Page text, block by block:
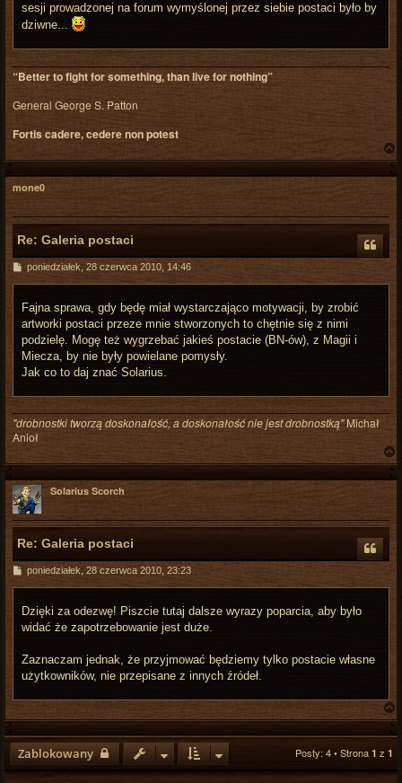
sesji prowadzonej na forum wymyślonej przez siebie postaci było by
dziwne...
“Better to fight for something, than live for nothing”
General George S. Patton
Fortis cadere, cedere non potest
mone0
Re: Galeria postaci
P
t
poniedziałek, 28 czerwca 2010, 14:46
Fajna sprawa, gdy będę miał wystarczająco motywacji, by zrobić
artworki postaci przeze mnie stworzonych to chętnie się z nimi
podzielę. Mogę też wygrzebać jakieś postacie (BN-ów), z Magii i
Miecza, by nie były powielane pomysły.
Jak co to daj znać Solarius.
"drobnostki tworzą doskonałość, a doskonałość nie jest drobnostką"Michał
Anioł
Solarius Scorch
Re: Galeria postaci
P
t
poniedziałek, 28 czerwca 2010, 23:23
Dzięki za odezwę! Piszcie tutaj dalsze wyrazy poparcia, aby było
widać że zapotrzebowanie jest duże.
Zaznaczam jednak, że przyjmować będziemy tylko postacie własne
użytkowników, nie przepisane z innych źródeł.
Zablokowany Posty: 4 • Strona 1 z 1